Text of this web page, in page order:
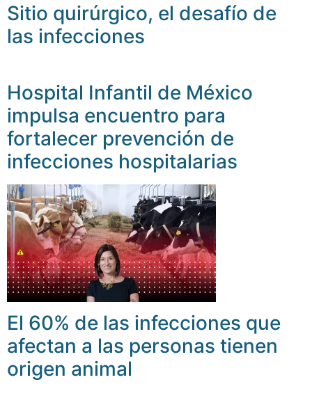
Sitio quirúrgico, el desafío de
las infecciones
Hospital Infantil de México
impulsa encuentro para
fortalecer prevención de
infecciones hospitalarias
El 60% de las infecciones que
afectan a las personas tienen
origen animal